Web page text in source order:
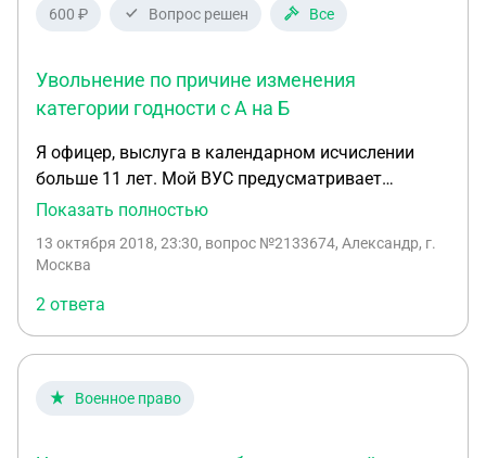
600 ₽ Вопрос решен Все
Увольнение по причине изменения
категории годности с А на Б
Я офицер, выслуга в календарном исчислении
больше 11 лет. Мой ВУС предусматривает
годность к ВДВ. По заключению ВВК признали
этой причине уволится с ВС? 2. Буду ли я
квартиру, первоначальный взнос, выплаченные
проценты и кредит выданный банком? 3. Могут
ли меня назначить на равнозначную должность,
но с ВУС предусматривающим категорию Б без
моего согласия?
Показать полностью
13 октября 2018, 23:30, вопрос №2133674, Александр, г.
Москва
2 ответа
Военное право